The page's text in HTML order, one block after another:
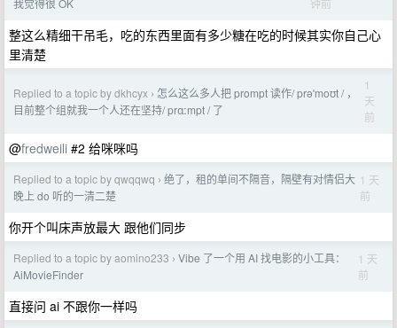
我觉得很 OK
整这么精细干吊毛，吃的东西里面有多少糖在吃的时候其实你自己心
里清楚
Replied to a topic by dkhcyx › 怎么这么多人把 prompt 读作/ prəˈmoʊt / ，
目前整个组就我一个人还在坚持/ prɑːmpt / 了
1
天
前
@fredweili #2 给咪咪吗
Replied to a topic by qwqqwq › 绝了，租的单间不隔音，隔壁有对情侣大
晚上 do 听的一清二楚
1 天
前
你开个叫床声放最大 跟他们同步
Replied to a topic by aomino233 › Vibe 了一个用 AI 找电影的小工具：
AiMovieFinder
1 天
前
直接问 ai 不跟你一样吗